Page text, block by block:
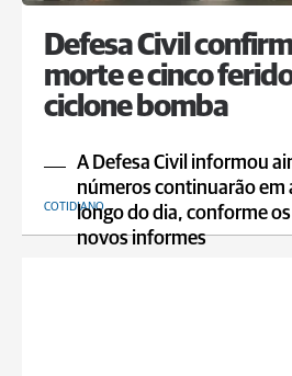
Defesa Civil
morte e cinco
ciclone bomba
A Defesa Civil informou
números continuarão em
longo do dia, conforme
novos informes
COTIDIANO